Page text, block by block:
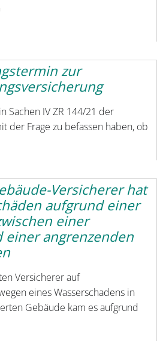
zur
Sachen IV ZR 144/21 der
der Frage zu befassen haben, ob
Versicherer hat
aufgrund einer
einer
einer angrenzenden
Versicherer auf
eines Wasserschadens in
Gebäude kam es aufgrund